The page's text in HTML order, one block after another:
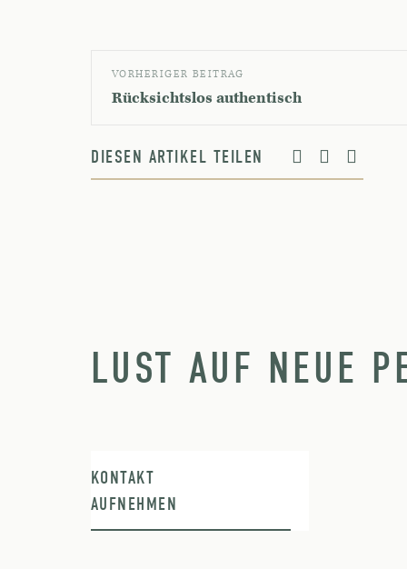
VORHERIGER BEITRAG
Rücksichtslos authentisch
DIESEN ARTIKEL TEILEN
LUST AUF NEUE
KONTAKT
AUFNEHMEN